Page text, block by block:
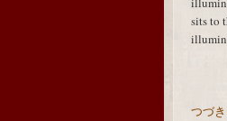
sits to
つづ